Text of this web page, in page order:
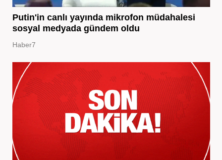
Putin'in canlı yayında mikrofon müdahalesi
sosyal medyada gündem oldu
Haber7